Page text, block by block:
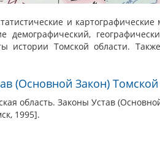
и
истории Томской области.
(Основной Закон)
область. Законы Устав
1995].